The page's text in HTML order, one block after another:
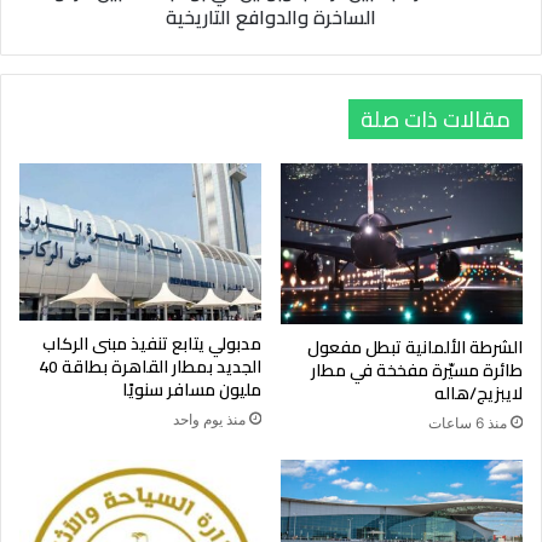
الساخرة والدوافع التاريخية
مقالات ذات صلة
الشرطة الألمانية تبطل مفعول
طائرة مسيّرة مفخخة في مطار
لايبزيج/هاله
منذ 6 ساعات
مدبولي يتابع تنفيذ مبنى الركاب
الجديد بمطار القاهرة بطاقة 40
مليون مسافر سنويًا
منذ يوم واحد